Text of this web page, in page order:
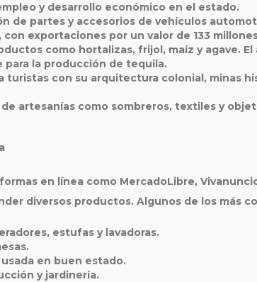
y desarrollo económico en el estado.
de partes y accesorios de vehículos
exportaciones por un valor de 133
como hortalizas, frijol, maíz y agave. El
la producción de tequila.
turistas con su arquitectura colonial, minas
artesanías como sombreros, textiles y
en línea como MercadoLibre,
diversos productos. Algunos de los más
estufas y lavadoras.
en buen estado.
y jardinería.